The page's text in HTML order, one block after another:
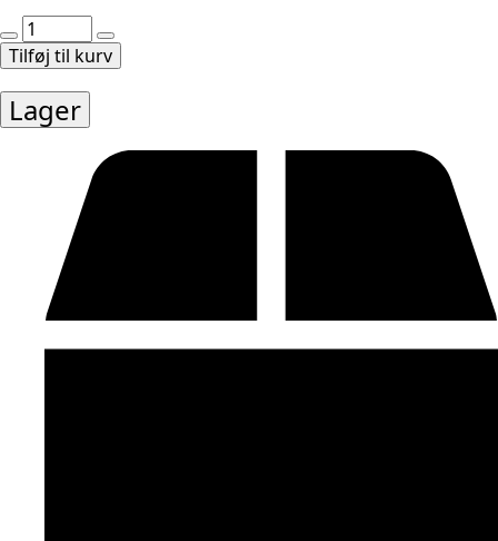
hæmatit
2mm
40cm
antal
Tilføj til kurv
Lager